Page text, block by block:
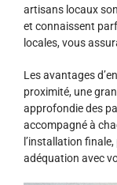
artisans locaux
et connaissent
locales, vous
Les avantages
proximité, une
approfondie des
accompagné à
l’installation
adéquation avec